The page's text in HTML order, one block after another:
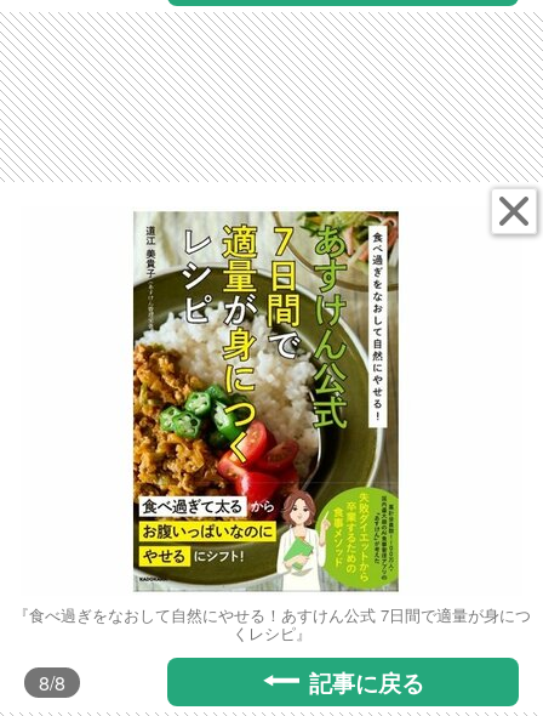
『食べ過ぎをなおして自然にやせる！あすけん公式 7日間で適量が身につ
くレシピ』
8/8 記事に戻る